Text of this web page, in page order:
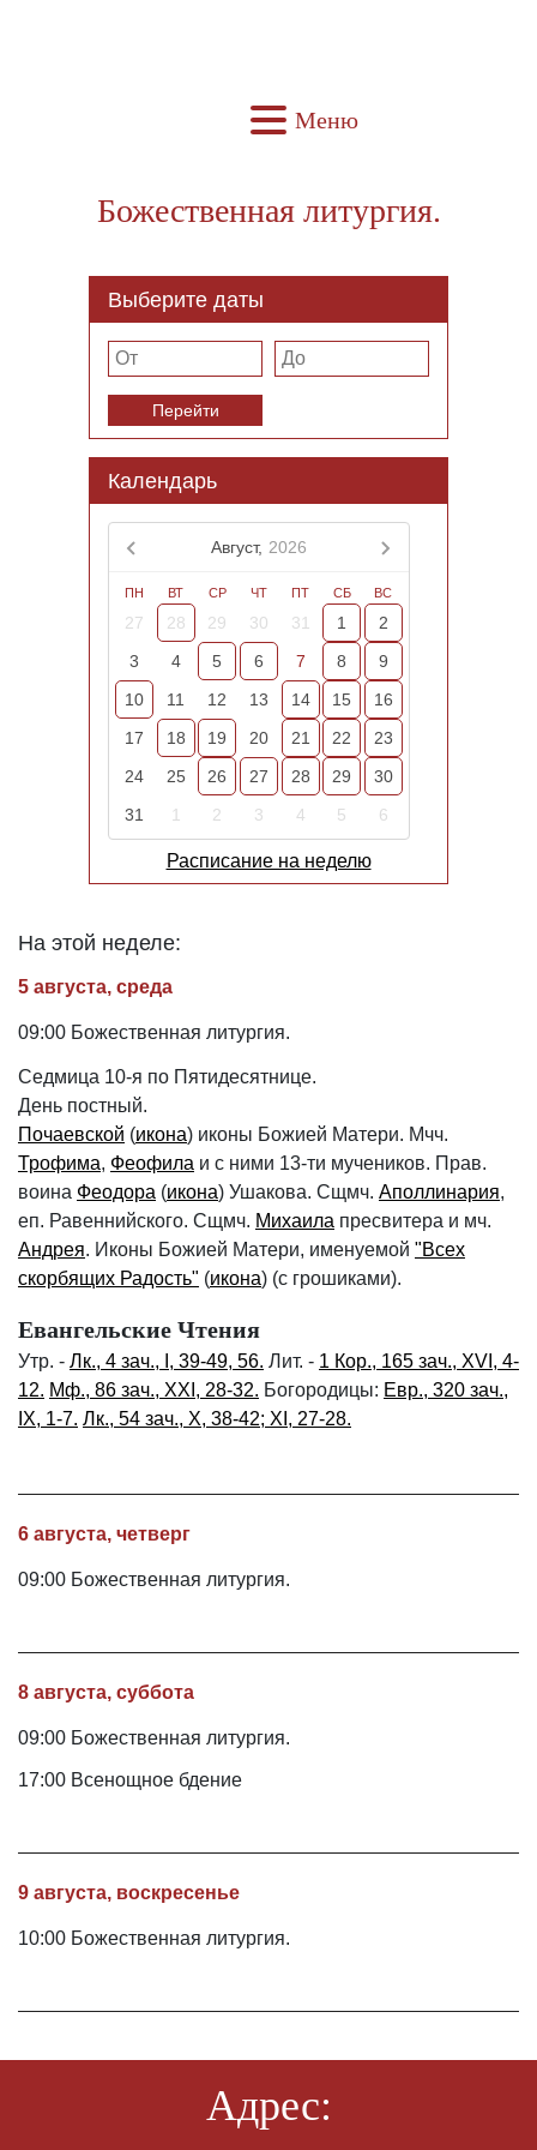
Меню
Божественная литургия.
Выберите даты
Перейти
Календарь
Август, 2026
ПН ВТ СР ЧТ ПТ СБ ВС
27 28 29 30 31 1
2
3
4 5 6 7 8
9
10
11 12 13 14 15
16
17
18 19 20 21 22
23
24
25 26 27 28 29
30
31
1 2 3 4 5 6
Расписание на неделю
На этой неделе:
5 августа, среда
09:00 Божественная литургия.
Седмица 10-я по Пятидесятнице.
День постный.
Почаевской (икона) иконы Божией Матери. Мчч.
Трофима, Феофила и с ними 13-ти мучеников. Прав.
воина Феодора (икона) Ушакова. Сщмч. Аполлинария,
еп. Равеннийского. Сщмч. Михаила пресвитера и мч.
Андрея. Иконы Божией Матери, именуемой "Всех
скорбящих Радость" (икона) (с грошиками).
Евангельские Чтения
Утр. - Лк., 4 зач., I, 39-49, 56. Лит. - 1 Кор., 165 зач., XVI, 4-
12. Мф., 86 зач., XXI, 28-32. Богородицы: Евр., 320 зач.,
IX, 1-7. Лк., 54 зач., X, 38-42; XI, 27-28.
6 августа, четверг
09:00 Божественная литургия.
8 августа, суббота
09:00 Божественная литургия.
17:00 Всенощное бдение
9 августа, воскресенье
10:00 Божественная литургия.
Адрес: